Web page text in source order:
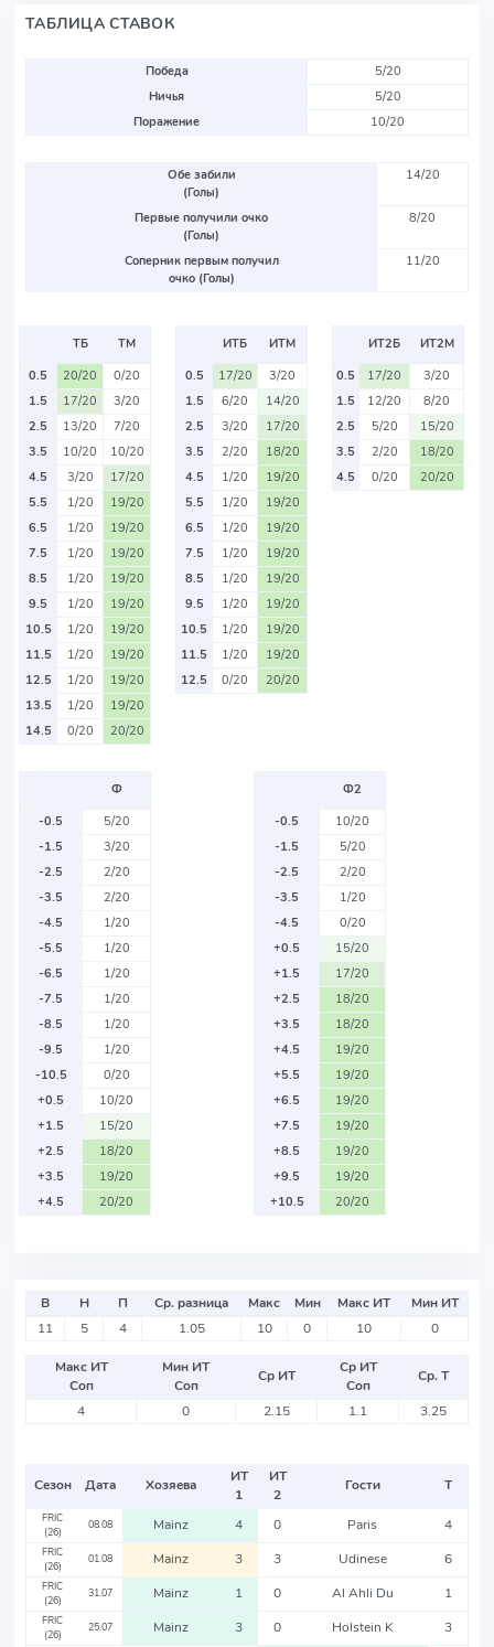
ТАБЛИЦА СТАВОК
Победа
5/20
Ничья
5/20
Поражение
10/20
Обе забили
(Голы)
14/20
Первые получили очко
(Голы)
8/20
Соперник первым получил
очко (Голы)
11/20
ТБ
ТМ
0.5
20/20
0/20
1.5
17/20
3/20
2.5
13/20
7/20
3.5
10/20
10/20
4.5
3/20
17/20
5.5
1/20
19/20
6.5
1/20
19/20
7.5
1/20
19/20
8.5
1/20
19/20
9.5
1/20
19/20
10.5
1/20
19/20
11.5
1/20
19/20
12.5
1/20
19/20
13.5
1/20
19/20
14.5
0/20 20/20
ИТБ
ИТМ
0.5
17/20
3/20
1.5
6/20
14/20
2.5
3/20
17/20
3.5
2/20
18/20
4.5
1/20
19/20
5.5
1/20
19/20
6.5
1/20
19/20
7.5
1/20
19/20
8.5
1/20
19/20
9.5
1/20
19/20
10.5
1/20
19/20
11.5
1/20
19/20
12.5
0/20 20/20
ИТ2Б
ИТ2М
0.5
17/20
3/20
1.5
12/20
8/20
2.5
5/20
15/20
3.5
2/20
18/20
4.5
0/20 20/20
Ф
-0.5
5/20
-1.5
3/20
-2.5
2/20
-3.5
2/20
-4.5
1/20
-5.5
1/20
-6.5
1/20
-7.5
1/20
-8.5
1/20
-9.5
1/20
-10.5
0/20
+0.5
10/20
+1.5
15/20
+2.5
18/20
+3.5
19/20
+4.5
20/20
Ф2
-0.5
10/20
-1.5
5/20
-2.5
2/20
-3.5
1/20
-4.5
0/20
+0.5
15/20
+1.5
17/20
+2.5
18/20
+3.5
18/20
+4.5
19/20
+5.5
19/20
+6.5
19/20
+7.5
19/20
+8.5
19/20
+9.5
19/20
+10.5
20/20
В Н П Ср. разница Макс Мин Макс ИТ
Мин ИТ
11
5 4 1.05 10 0 10 0
Макс ИТ
Соп
Мин ИТ
Соп
Ср ИТ
Ср ИТ
Соп
Ср. Т
4
0 2.15 1.1 3.25
Сезон Дата Хозяева
ИТ
1
ИТ
2
Гости Т
FRIC
(26)
08.08 Mainz 4 0 Paris 4
FRIC
(26)
01.08 Mainz 3 3 Udinese 6
FRIC
(26)
31.07 Mainz 1 0 Al Ahli Du 1
FRIC
(26)
25.07 Mainz 3 0 Holstein K 3